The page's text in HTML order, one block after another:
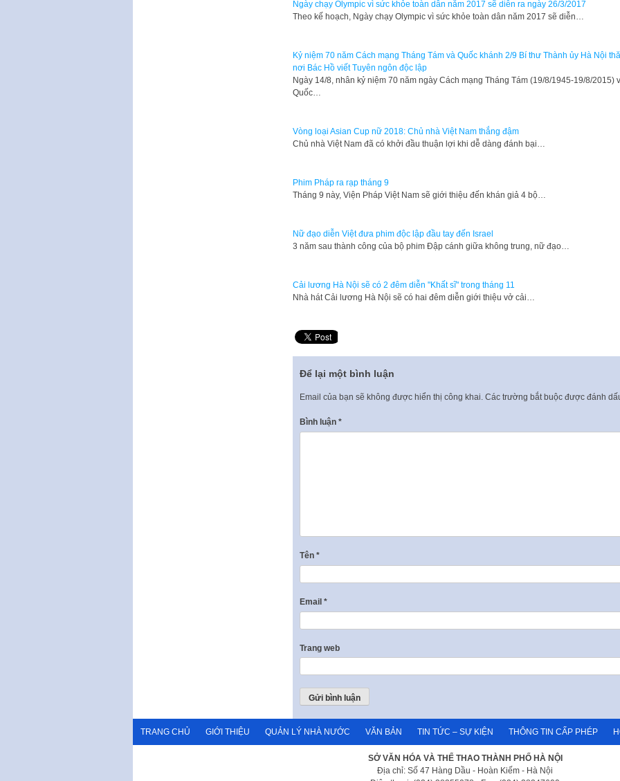
Ngày chạy Olympic vì sức khỏe toàn dân năm 2017 sẽ diễn ra ngày 26/3/2017
Theo kế hoạch, Ngày chạy Olympic vì sức khỏe toàn dân năm 2017 sẽ diễn…
Kỷ niệm 70 năm Cách mạng Tháng Tám và Quốc khánh 2/9 Bí thư Thành ủy Hà Nội
nơi Bác Hồ viết Tuyên ngôn độc lập
​​Ngày 14/8, nhân kỷ niệm 70 năm ngày Cách mạng Tháng Tám (19/8/1945-19/8/2015)
Quốc…
Vòng loại Asian Cup nữ 2018: Chủ nhà Việt Nam thắng đậm
Chủ nhà Việt Nam đã có khởi đầu thuận lợi khi dễ dàng đánh bại…
Phim Pháp ra rạp tháng 9
Tháng 9 này, Viện Pháp Việt Nam sẽ giới thiệu đến khán giả 4 bộ…
Nữ đạo diễn Việt đưa phim độc lập đầu tay đến Israel
3 năm sau thành công của bộ phim Đập cánh giữa không trung, nữ đạo…
Cải lương Hà Nội sẽ có 2 đêm diễn "Khất sĩ" trong tháng 11
Nhà hát Cải lương Hà Nội sẽ có hai đêm diễn giới thiệu vở cải…
Để lại một bình luận
Email của bạn sẽ không được hiển thị công khai. Các trường bắt buộc được đánh
Bình luận *
Tên *
Email *
Trang web
TRANG CHỦ GIỚI THIỆU QUẢN LÝ NHÀ NƯỚC VĂN BẢN TIN TỨC – SỰ KIỆN THÔNG TIN CẤP PHÉP
SỞ VĂN HÓA VÀ THỂ THAO THÀNH PHỐ HÀ NỘI
Địa chỉ: Số 47 Hàng Dầu - Hoàn Kiếm - Hà Nội